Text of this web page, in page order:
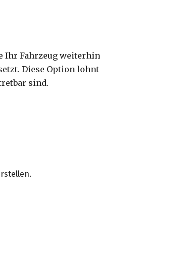
Ihr Fahrzeug weiterhin
Diese Option lohnt
sind.